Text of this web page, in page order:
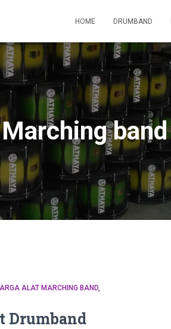
HOME DRUMBAND
band
ALAT MARCHING BAND
Drumband